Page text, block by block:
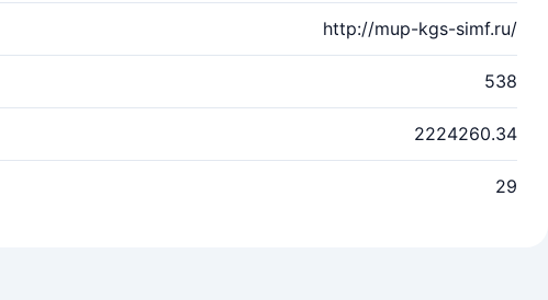
http://mup-kgs-simf.ru/
538
2224260.34
29